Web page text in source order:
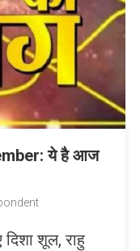
ये है आज
दिशा शूल, राहु